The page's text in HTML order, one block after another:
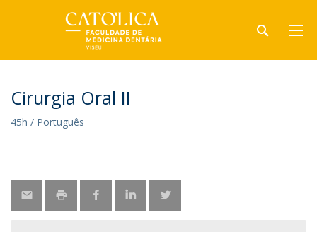
Cirurgia Oral II
45h / Português